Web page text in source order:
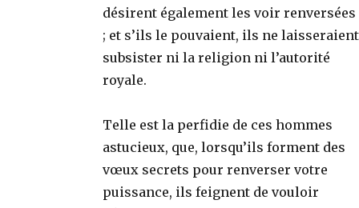
désirent également les voir renversées
; et s’ils le pouvaient, ils ne laisseraient
subsister ni la religion ni l’autorité
royale.
Telle est la perfidie de ces hommes
astucieux, que, lorsqu’ils forment des
vœux secrets pour renverser votre
puissance, ils feignent de vouloir